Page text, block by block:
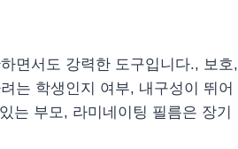
면서도 강력한 도구입니다., 보호,
는 학생인지 여부, 내구성이 뛰어
는 부모, 라미네이팅 필름은 장기